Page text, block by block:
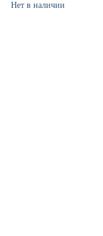
Нет в наличии